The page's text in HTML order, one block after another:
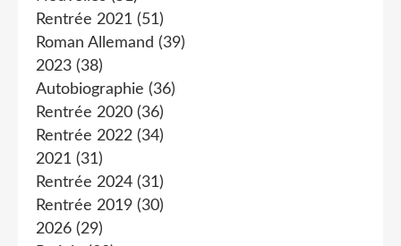
Rentrée 2021 (51)
Roman Allemand (39)
2023 (38)
Autobiographie (36)
Rentrée 2020 (36)
Rentrée 2022 (34)
2021 (31)
Rentrée 2024 (31)
Rentrée 2019 (30)
2026 (29)